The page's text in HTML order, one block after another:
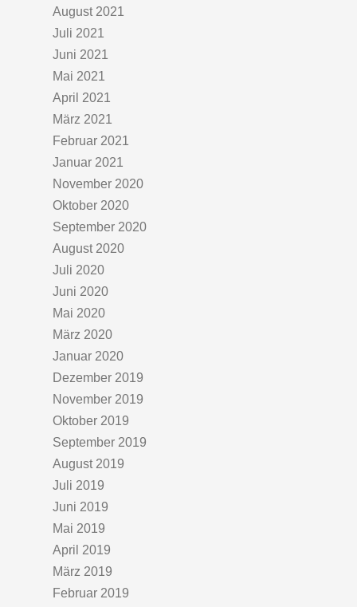
August 2021
Juli 2021
Juni 2021
Mai 2021
April 2021
März 2021
Februar 2021
Januar 2021
November 2020
Oktober 2020
September 2020
August 2020
Juli 2020
Juni 2020
Mai 2020
März 2020
Januar 2020
Dezember 2019
November 2019
Oktober 2019
September 2019
August 2019
Juli 2019
Juni 2019
Mai 2019
April 2019
März 2019
Februar 2019